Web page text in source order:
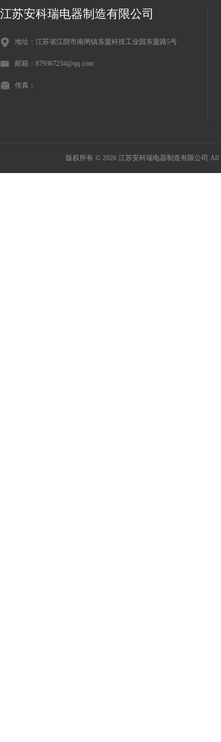
江苏安科瑞电器制造有限公司
地址：江苏省江阴市南闸镇东盟科技工业园东盟路5号
邮箱：879367234@qq.com
传真：
版权所有 © 2026 江苏安科瑞电器制造有限公司